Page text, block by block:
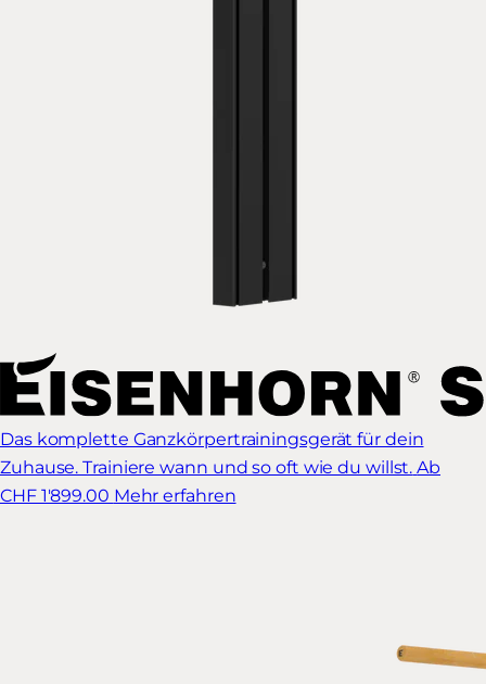
Das komplette Ganzkörpertrainingsgerät für dein
Zuhause. Trainiere wann und so oft wie du willst. Ab
CHF 1'899.00 Mehr erfahren